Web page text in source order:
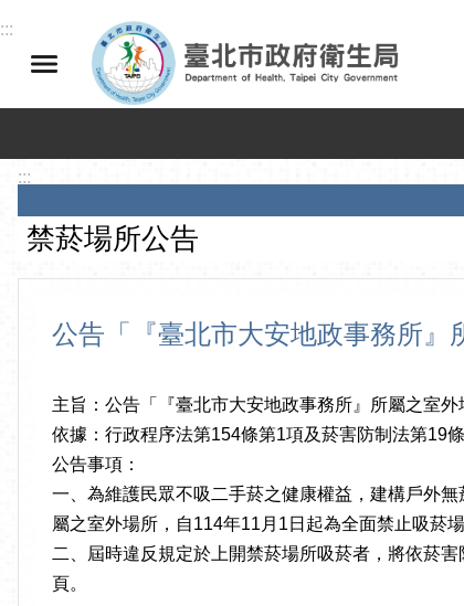
跳到主要內容區塊
:::
:::
禁菸場所公告
公告「『臺北市大安地政事務所』
主旨：公告「『臺北市大安地政事務所』所屬之室
依據：行政程序法第154條第1項及菸害防制法第19條
公告事項：
一、為維護民眾不吸二手菸之健康權益，建構戶外
屬之室外場所，自114年11月1日起為全面禁止吸菸場
二、屆時違反規定於上開禁菸場所吸菸者，將依菸
頁。